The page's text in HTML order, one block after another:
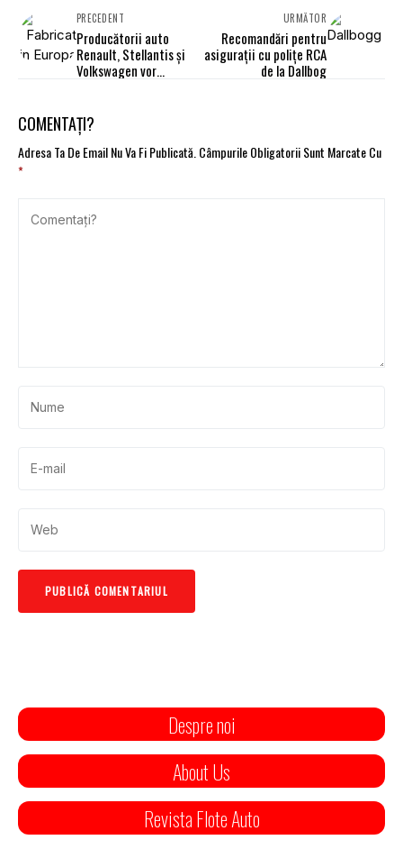
PRECEDENT
Producătorii auto
Renault, Stellantis și
Volkswagen vor
„Fabricat în Europa”
URMĂTOR
Recomandări pentru
asigurații cu polițe RCA
de la Dallbog
COMENTAȚI?
Adresa Ta De Email Nu Va Fi Publicată.Câmpurile Obligatorii Sunt Marcate Cu
*
Despre noi
About Us
Revista Flote Auto